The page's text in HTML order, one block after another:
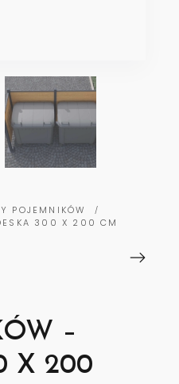
POJEMNIKÓW /
300 X 200 CM
–
X 200